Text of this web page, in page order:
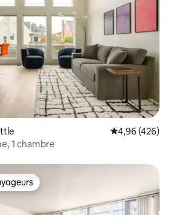
Évaluation
4,96 (426)
1 chambre
les plus appréciés